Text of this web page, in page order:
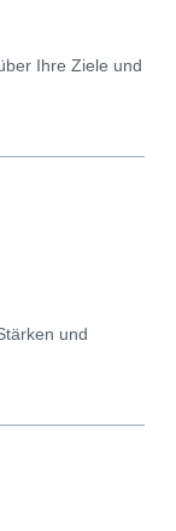
Ihre Ziele und
und